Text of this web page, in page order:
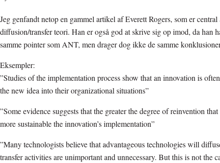
Jeg genfandt netop en gammel artikel af Everett Rogers, som er
diffusion/transfer teori. Han er også god at skrive sig op imod, da han
samme pointer som ANT, men drager dog ikke de samme
Eksempler:
”Studies of the implementation process show that an innovation is
the new idea into their organizational situations”
”Some evidence suggests that the greater the degree of reinvention
more sustainable the innovation’s implementation”
”Many technologists believe that advantageous technologies will
transfer activities are unimportant and unnecessary. But this is not the